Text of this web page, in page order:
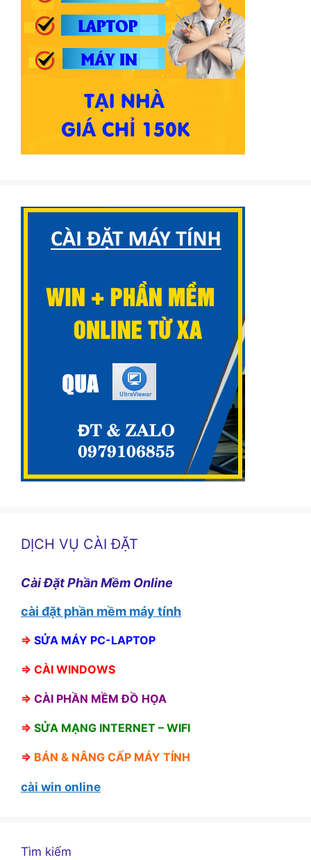
DỊCH VỤ CÀI ĐẶT
Cài Đặt Phần Mềm Online
cài đặt phần mềm máy tính
⇒ SỬA MÁY PC-LAPTOP
⇒ CÀI WINDOWS
⇒ CÀI PHẦN MỀM ĐỒ HỌA
⇒ SỬA MẠNG INTERNET – WIFI
⇒ BÁN & NÂNG CẤP MÁY TÍNH
cài win online
Tìm kiếm